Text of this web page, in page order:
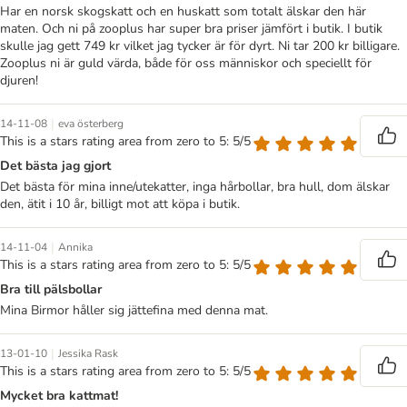
Har en norsk skogskatt och en huskatt som totalt älskar den här
maten. Och ni på zooplus har super bra priser jämfört i butik. I butik
skulle jag gett 749 kr vilket jag tycker är för dyrt. Ni tar 200 kr billigare.
Zooplus ni är guld värda, både för oss människor och speciellt för
djuren!
14-11-08 | eva österberg
This is a stars rating area from zero to 5: 5/5
Det bästa jag gjort
Det bästa för mina inne/utekatter, inga hårbollar, bra hull, dom älskar
den, ätit i 10 år, billigt mot att köpa i butik.
14-11-04 | Annika
This is a stars rating area from zero to 5: 5/5
Bra till pälsbollar
Mina Birmor håller sig jättefina med denna mat.
13-01-10 | Jessika Rask
This is a stars rating area from zero to 5: 5/5
Mycket bra kattmat!